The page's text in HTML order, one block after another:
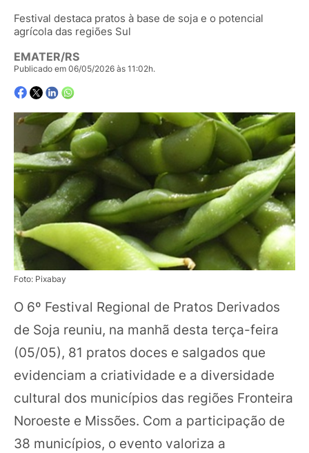
Festival destaca pratos à base de soja e o potencial
agrícola das regiões Sul
EMATER/RS
Publicado em 06/05/2026 às 11:02h.
Foto: Pixabay
O 6º Festival Regional de Pratos Derivados
de Soja reuniu, na manhã desta terça-feira
(05/05), 81 pratos doces e salgados que
evidenciam a criatividade e a diversidade
cultural dos municípios das regiões Fronteira
Noroeste e Missões. Com a participação de
38 municípios, o evento valoriza a